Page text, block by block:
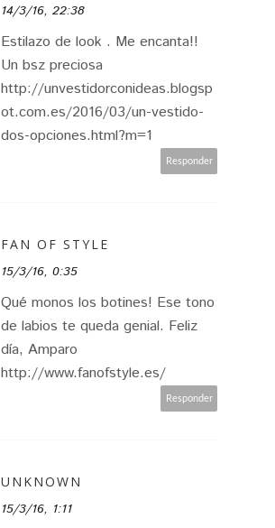
14/3/16, 22:38
Estilazo de look . Me encanta!!
Un bsz preciosa
http://unvestidorconideas.blogsp
ot.com.es/2016/03/un-vestido-
dos-opciones.html?m=1
Responder
FAN OF STYLE
15/3/16, 0:35
Qué monos los botines! Ese tono
de labios te queda genial. Feliz
día, Amparo
http://www.fanofstyle.es/
Responder
UNKNOWN
15/3/16, 1:11